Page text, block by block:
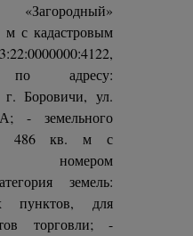
«Загородный»
с кадастровым
по адресу:
г. Боровичи, ул.
- земельного
486 кв. м с
номером
земель:
пунктов, для
торговли; -